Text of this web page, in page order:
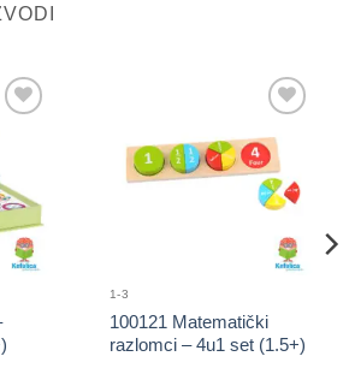
proizvod
1-3
100121 Matematički
razlomci – 4u1 set (1.5+)